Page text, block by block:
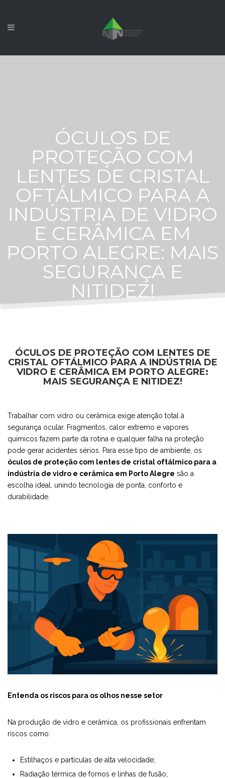
ÓCULOS DE
PROTEÇÃO COM
LENTES DE CRISTAL
OFTÁLMICO PARA A
INDÚSTRIA DE VIDRO
E CERÂMICA EM
PORTO ALEGRE: MAIS
SEGURANÇA E
NITIDEZ!
ÓCULOS DE PROTEÇÃO COM LENTES DE
CRISTAL OFTÁLMICO PARA A INDÚSTRIA DE
VIDRO E CERÂMICA EM PORTO ALEGRE:
MAIS SEGURANÇA E NITIDEZ!
Trabalhar com vidro ou cerâmica exige atenção total à
segurança ocular. Fragmentos, calor extremo e vapores
químicos fazem parte da rotina e qualquer falha na proteção
pode gerar acidentes sérios. Para esse tipo de ambiente, os
óculos de proteção com lentes de cristal oftálmico para a
indústria de vidro e cerâmica em Porto Alegre são a
escolha ideal, unindo tecnologia de ponta, conforto e
durabilidade.
Entenda os riscos para os olhos nesse setor
Na produção de vidro e cerâmica, os profissionais enfrentam
riscos como:
Estilhaços e partículas de alta velocidade;
Radiação térmica de fornos e linhas de fusão;